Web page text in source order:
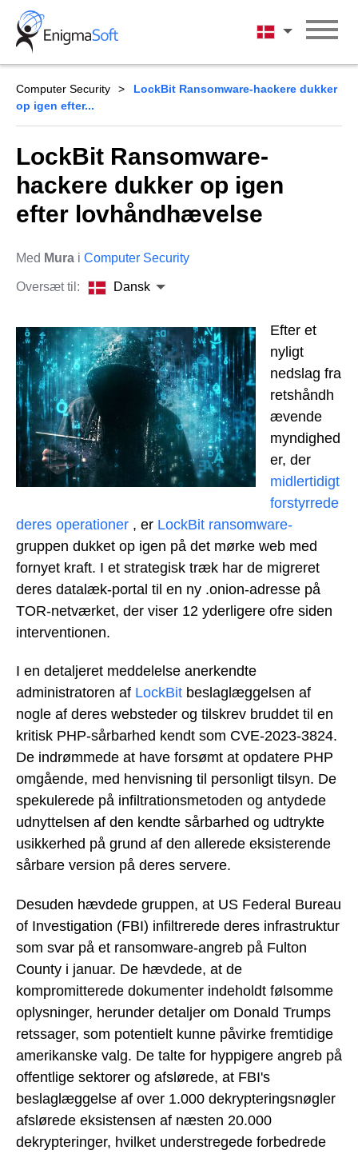
Skip
content
Dansk
Computer Security
LockBit Ransomware-hackere dukker
op igen efter...
LockBit Ransomware-
hackere dukker op igen
efter lovhåndhævelse
Med Mura i Computer Security
Oversæt til: Dansk
Efter et
nyligt
nedslag fra
retshåndh
ævende
myndighed
er, der
midlertidigt
forstyrrede
deres operationer , er LockBit ransomware-
gruppen dukket op igen på det mørke web med
fornyet kraft. I et strategisk træk har de migreret
deres datalæk-portal til en ny .onion-adresse på
TOR-netværket, der viser 12 yderligere ofre siden
interventionen.
I en detaljeret meddelelse anerkendte
administratoren af LockBit beslaglæggelsen af
nogle af deres websteder og tilskrev bruddet til en
kritisk PHP-sårbarhed kendt som CVE-2023-3824.
De indrømmede at have forsømt at opdatere PHP
omgående, med henvisning til personligt tilsyn. De
spekulerede på infiltrationsmetoden og antydede
udnyttelsen af den kendte sårbarhed og udtrykte
usikkerhed på grund af den allerede eksisterende
sårbare version på deres servere.
Desuden hævdede gruppen, at US Federal Bureau
of Investigation (FBI) infiltrerede deres infrastruktur
som svar på et ransomware-angreb på Fulton
County i januar. De hævdede, at de
kompromitterede dokumenter indeholdt følsomme
oplysninger, herunder detaljer om Donald Trumps
retssager, som potentielt kunne påvirke fremtidige
amerikanske valg. De talte for hyppigere angreb på
offentlige sektorer og afslørede, at FBI's
beslaglæggelse af over 1.000 dekrypteringsnøgler
afslørede eksistensen af næsten 20.000
dekrypteringer, hvilket understregede forbedrede